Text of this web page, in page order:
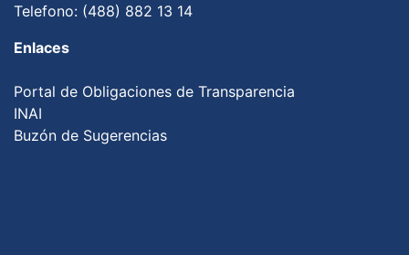
Telefono: (488) 882 13 14
Enlaces
Portal de Obligaciones de Transparencia
INAI
Buzón de Sugerencias